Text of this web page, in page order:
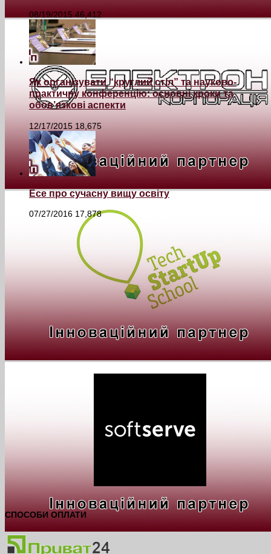
08/19/2015 46,412
Як організувати “круглий стіл” та науково-
практичну конференцію: основні кроки та
обов’язкові аспекти
12/17/2015 18,675
Есе про сучасну вищу освіту
07/27/2016 17,878
СПОСОБИ ОПЛАТИ